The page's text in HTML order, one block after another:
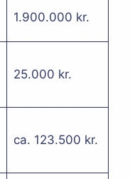
1.900.000 kr.
25.000 kr.
ca. 123.500 kr.